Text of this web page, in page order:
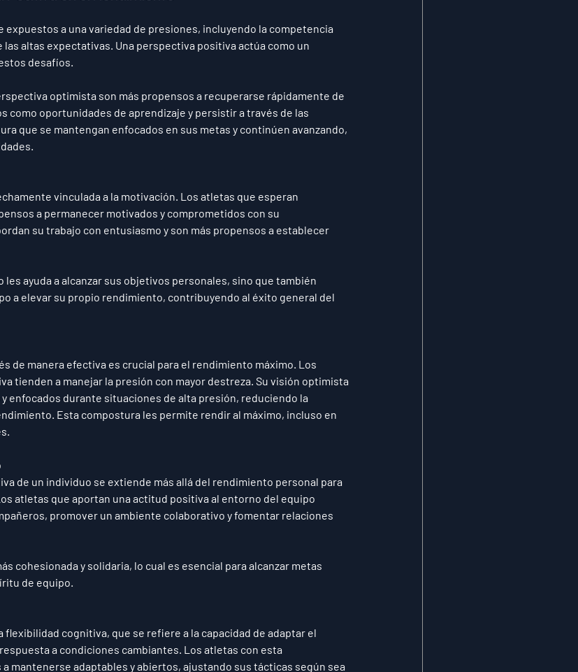
a una variedad de presiones, incluyendo la competencia
altas expectativas. Una perspectiva positiva actúa como un
desafíos.
optimista son más propensos a recuperarse rápidamente de
como oportunidades de aprendizaje y persistir a través de las
que se mantengan enfocados en sus metas y continúen avanzando,
vinculada a la motivación. Los atletas que esperan
a permanecer motivados y comprometidos con su
su trabajo con entusiasmo y son más propensos a establecer
ayuda a alcanzar sus objetivos personales, sino que también
a elevar su propio rendimiento, contribuyendo al éxito general del
de manera efectiva es crucial para el rendimiento máximo. Los
tienden a manejar la presión con mayor destreza. Su visión optimista
enfocados durante situaciones de alta presión, reduciendo la
Esta compostura les permite rendir al máximo, incluso en
de un individuo se extiende más allá del rendimiento personal para
atletas que aportan una actitud positiva al entorno del equipo
promover un ambiente colaborativo y fomentar relaciones
cohesionada y solidaria, lo cual es esencial para alcanzar metas
de equipo.
cognitiva, que se refiere a la capacidad de adaptar el
a condiciones cambiantes. Los atletas con esta
mantenerse adaptables y abiertos, ajustando sus tácticas según sea